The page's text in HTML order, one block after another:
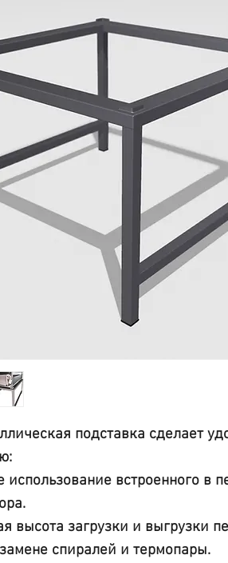
подставка сделает
использование встроенного в
высота загрузки и выгрузки
спиралей и термопары.